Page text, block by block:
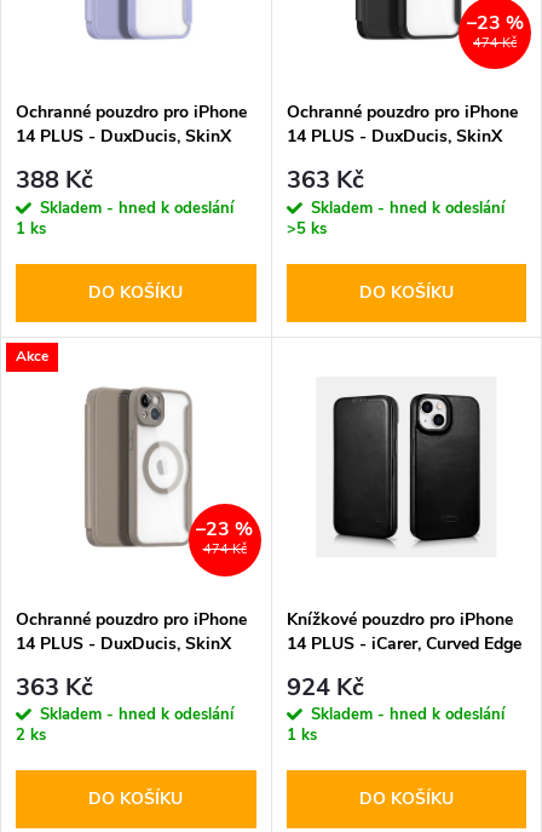
p
r
o
d
u
s
p
r
o
d
Ochranné pouzdro pro iPhone
14 PLUS - DuxDucis, SkinX
388 Kč
Skladem - hned k odeslání
1 ks
DO KOŠÍKU
474 Kč
–23 %
Ochranné pouzdro pro iPhone
14 PLUS - DuxDucis, SkinX
363 Kč
Skladem - hned k odeslání
>5 ks
DO KOŠÍKU
Akce
474 Kč
–23 %
Ochranné pouzdro pro iPhone
14 PLUS - DuxDucis, SkinX
363 Kč
Skladem - hned k odeslání
2 ks
DO KOŠÍKU
Knížkové pouzdro pro iPhone
14 PLUS - iCarer, Curved Edge
924 Kč
Skladem - hned k odeslání
1 ks
DO KOŠÍKU